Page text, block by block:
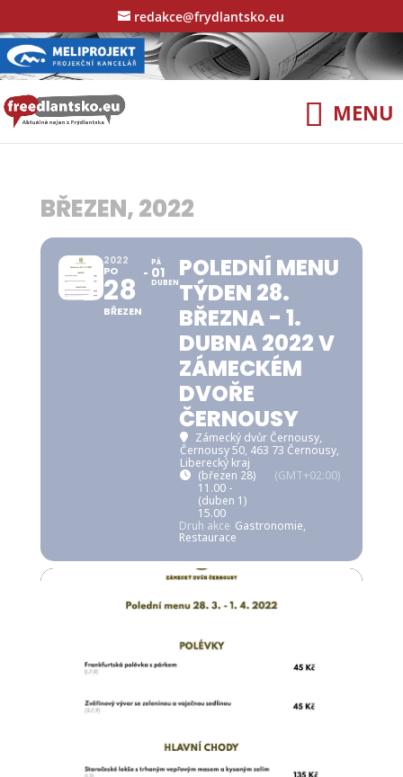
redakce@frydlantsko.eu
BŘEZEN, 2022
2022
PO
28
BŘEZEN
PÁ
01
DUBEN
POLEDNÍ MENU
TÝDEN 28.
BŘEZNA - 1.
DUBNA 2022 V
ZÁMECKÉM
DVOŘE
ČERNOUSY
Zámecký dvůr Černousy,
Černousy 50, 463 73 Černousy,
Liberecký kraj
(březen 28)
11.00 -
(duben 1)
15.00
(GMT+02:00)
Druh akce Gastronomie,
Restaurace